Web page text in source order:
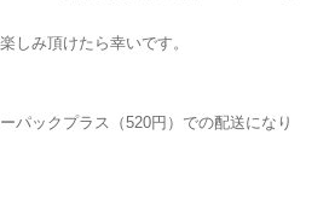
しみ頂けたら幸いです。
パックプラス（520円）での配送になり